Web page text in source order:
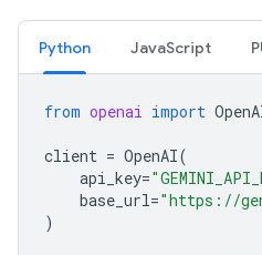
Python JavaScript
from openai import
client = OpenAI(
api_key=
base_url="https://
)